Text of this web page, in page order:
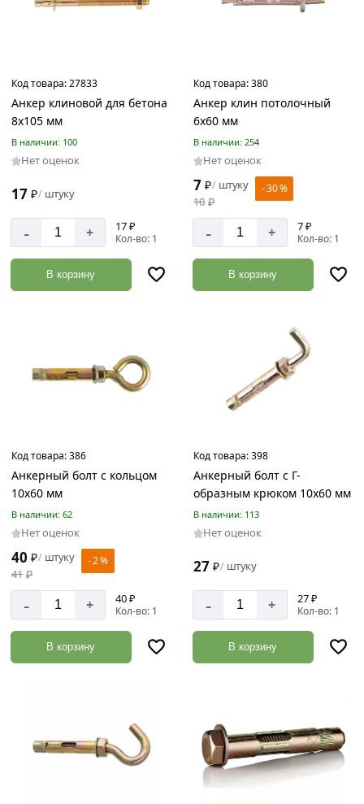
Код товара:27833
Анкер клиновой для бетона
8х105 мм
В наличии: 100
Нет оценок
17 ₽/ штуку
- + 17 ₽
Кол-во: 1
В корзину
Код товара:380
Анкер клин потолочный
6х60 мм
В наличии: 254
Нет оценок
7 ₽/ штуку
10 ₽
- 30 %
- + 7 ₽
Кол-во: 1
В корзину
Код товара:386
Анкерный болт с кольцом
10х60 мм
В наличии: 62
Нет оценок
40 ₽/ штуку
41 ₽
- 2 %
- + 40 ₽
Кол-во: 1
В корзину
Код товара:398
Анкерный болт с Г-
образным крюком 10х60 мм
В наличии: 113
Нет оценок
27 ₽/ штуку
- + 27 ₽
Кол-во: 1
В корзину